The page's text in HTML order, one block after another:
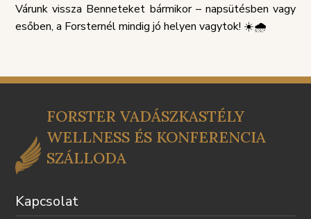
Várunk vissza Benneteket bármikor – napsütésben vagy
esőben, a Forsternél mindig jó helyen vagytok! ☀️🌧️
FORSTER VADÁSZKASTÉLY
WELLNESS ÉS KONFERENCIA
SZÁLLODA
Kapcsolat